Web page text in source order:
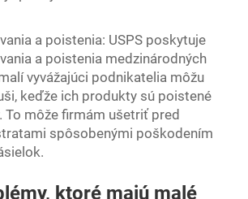
a poistenia: USPS poskytuje
a poistenia medzinárodných
vyvážajúci podnikatelia môžu
keďže ich produkty sú poistené
To môže firmám ušetriť pred
spôsobenými poškodením
ktoré majú malé